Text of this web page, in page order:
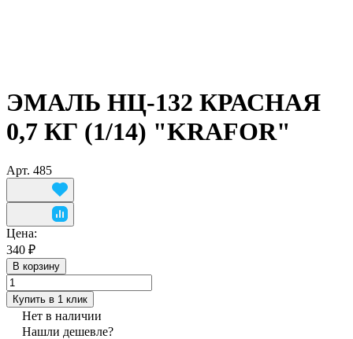
ЭМАЛЬ НЦ-132 КРАСНАЯ
0,7 КГ (1/14) "KRAFOR"
Арт. 485
Цена:
340 ₽
В корзину
Купить в 1 клик
Нет в наличии
Нашли дешевле?